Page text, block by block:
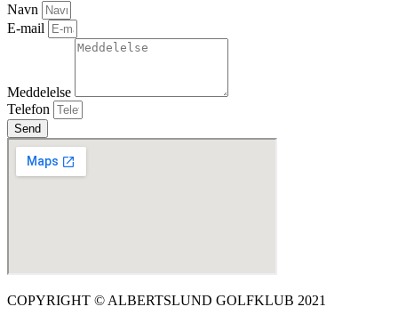
Navn
E-mail
Meddelelse
Telefon
Send
COPYRIGHT © ALBERTSLUND GOLFKLUB 2021